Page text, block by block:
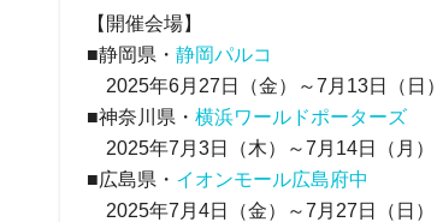
【開催会場】
■静岡県・ 静岡パルコ
2025年6月27日（金）～7月13日（日）
■神奈川県・ 横浜ワールドポーターズ
2025年7月3日（木）～7月14日（月）
■広島県・ イオンモール広島府中
2025年7月4日（金）～7月27日（日）